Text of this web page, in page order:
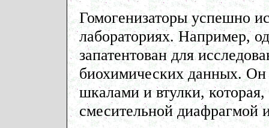
Гомогенизаторы успешно
лабораториях. Например,
запатентован для
биохимических данных. Он
шкалами и втулки,
смесительной диафрагмой